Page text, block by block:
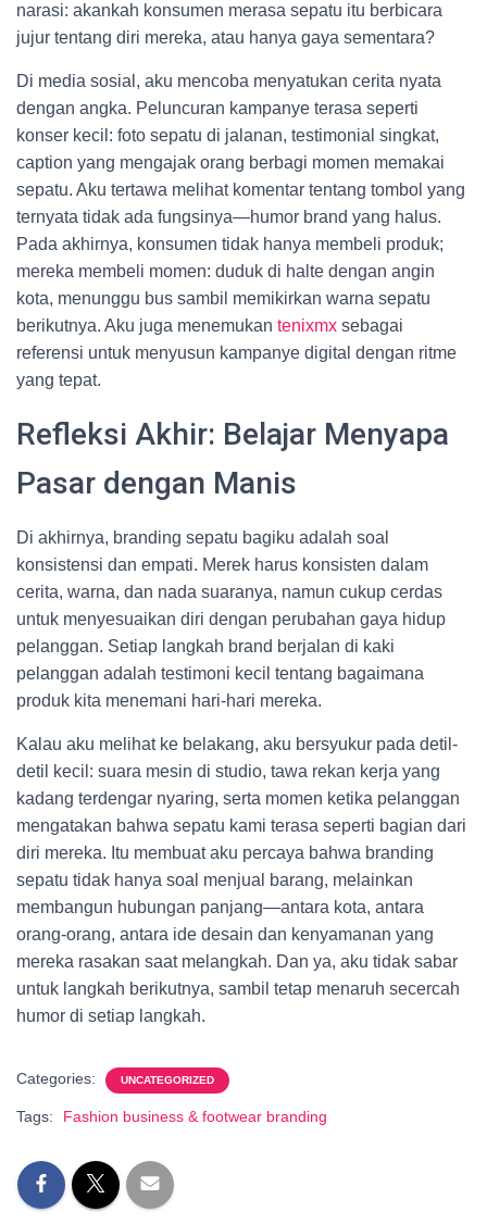
narasi: akankah konsumen merasa sepatu itu berbicara
jujur tentang diri mereka, atau hanya gaya sementara?
Di media sosial, aku mencoba menyatukan cerita nyata
dengan angka. Peluncuran kampanye terasa seperti
konser kecil: foto sepatu di jalanan, testimonial singkat,
caption yang mengajak orang berbagi momen memakai
sepatu. Aku tertawa melihat komentar tentang tombol yang
ternyata tidak ada fungsinya—humor brand yang halus.
Pada akhirnya, konsumen tidak hanya membeli produk;
mereka membeli momen: duduk di halte dengan angin
kota, menunggu bus sambil memikirkan warna sepatu
berikutnya. Aku juga menemukan tenixmx sebagai
referensi untuk menyusun kampanye digital dengan ritme
yang tepat.
Refleksi Akhir: Belajar Menyapa
Pasar dengan Manis
Di akhirnya, branding sepatu bagiku adalah soal
konsistensi dan empati. Merek harus konsisten dalam
cerita, warna, dan nada suaranya, namun cukup cerdas
untuk menyesuaikan diri dengan perubahan gaya hidup
pelanggan. Setiap langkah brand berjalan di kaki
pelanggan adalah testimoni kecil tentang bagaimana
produk kita menemani hari-hari mereka.
Kalau aku melihat ke belakang, aku bersyukur pada detil-
detil kecil: suara mesin di studio, tawa rekan kerja yang
kadang terdengar nyaring, serta momen ketika pelanggan
mengatakan bahwa sepatu kami terasa seperti bagian dari
diri mereka. Itu membuat aku percaya bahwa branding
sepatu tidak hanya soal menjual barang, melainkan
membangun hubungan panjang—antara kota, antara
orang-orang, antara ide desain dan kenyamanan yang
mereka rasakan saat melangkah. Dan ya, aku tidak sabar
untuk langkah berikutnya, sambil tetap menaruh secercah
humor di setiap langkah.
Categories: UNCATEGORIZED
Tags: Fashion business & footwear branding